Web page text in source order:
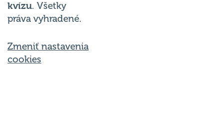
kvízu. Všetky
práva vyhradené.
Zmeniť nastavenia
cookies